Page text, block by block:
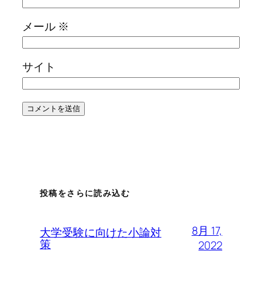
メール ※
サイト
投稿をさらに読み込む
大学受験に向けた小論対
策
8月 17,
2022